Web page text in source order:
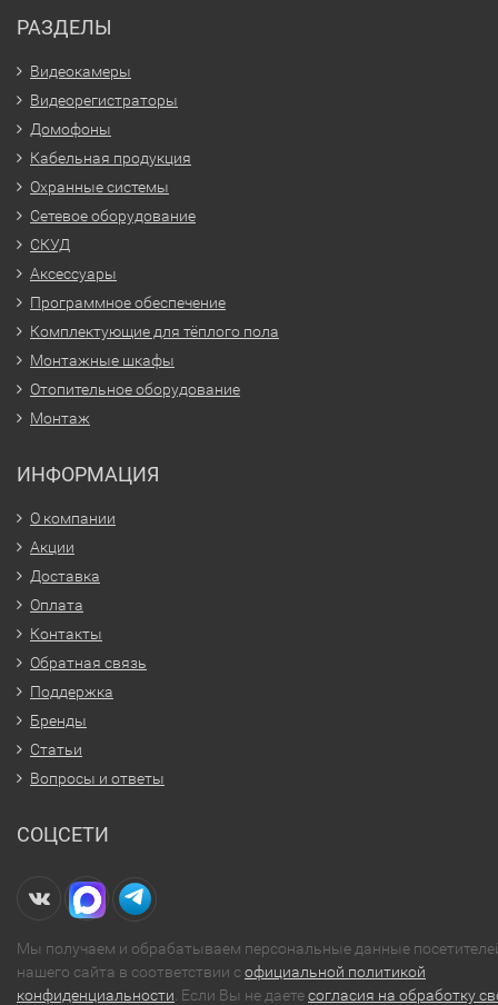
РАЗДЕЛЫ
Видеокамеры
Видеорегистраторы
Домофоны
Кабельная продукция
Охранные системы
Сетевое оборудование
СКУД
Аксессуары
Программное обеспечение
Комплектующие для тёплого пола
Монтажные шкафы
Отопительное оборудование
Монтаж
ИНФОРМАЦИЯ
О компании
Акции
Доставка
Оплата
Контакты
Обратная связь
Поддержка
Бренды
Статьи
Вопросы и ответы
СОЦСЕТИ
Мы получаем и обрабатываем персональные данные
нашего сайта в соответствии софициальной политикой
конфиденциальности . Если Вы не даетесогласия на обработку